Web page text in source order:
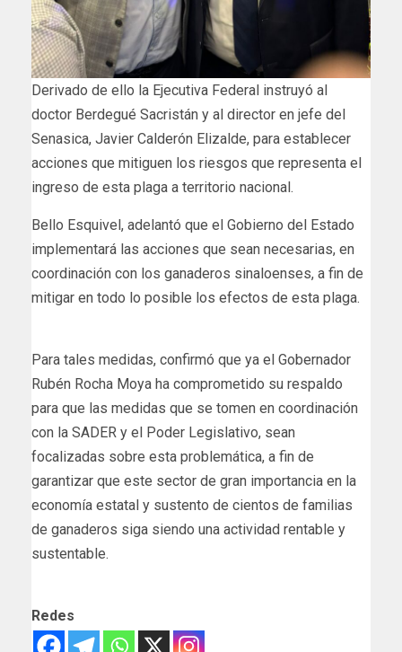
Derivado de ello la Ejecutiva Federal instruyó al
doctor Berdegué Sacristán y al director en jefe del
Senasica, Javier Calderón Elizalde, para establecer
acciones que mitiguen los riesgos que representa el
ingreso de esta plaga a territorio nacional.
Bello Esquivel, adelantó que el Gobierno del Estado
implementará las acciones que sean necesarias, en
coordinación con los ganaderos sinaloenses, a fin de
mitigar en todo lo posible los efectos de esta plaga.
Para tales medidas, confirmó que ya el Gobernador
Rubén Rocha Moya ha comprometido su respaldo
para que las medidas que se tomen en coordinación
con la SADER y el Poder Legislativo, sean
focalizadas sobre esta problemática, a fin de
garantizar que este sector de gran importancia en la
economía estatal y sustento de cientos de familias
de ganaderos siga siendo una actividad rentable y
sustentable.
Redes